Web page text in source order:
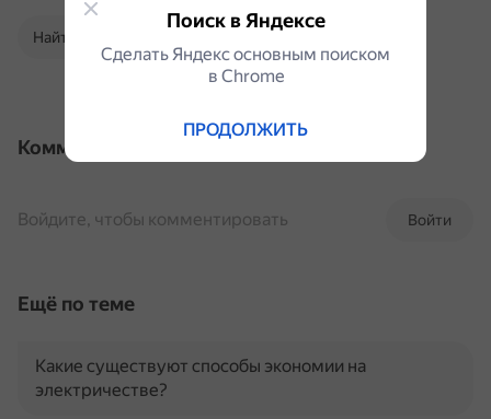
Найти в Поиске
Комментарии
Войти
Войдите, чтобы комментировать
Ещё по теме
Какие существуют способы экономии на
электричестве?
Поиск в Яндексе
Сделать Яндекс основным поиском
в Сhrome
ПРОДОЛЖИТЬ